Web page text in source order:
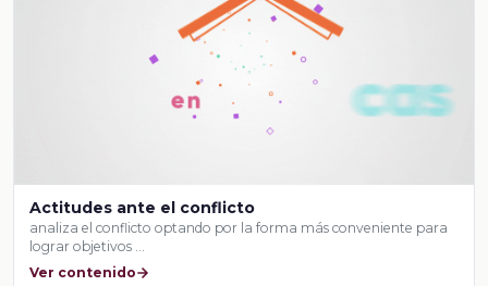
Actitudes ante el conflicto
analiza el conflicto optando por la forma más conveniente para
lograr objetivos …
Ver contenido